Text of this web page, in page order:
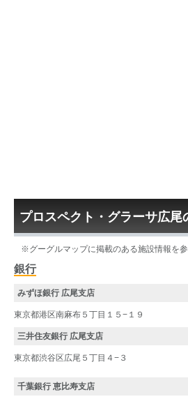
プロスペクト・グラーサ広尾
※グーグルマップに掲載のある施設情報を参
銀行
みずほ銀行 広尾支店
東京都港区南麻布５丁目１５−１９
三井住友銀行 広尾支店
東京都渋谷区広尾５丁目４−３
千葉銀行 恵比寿支店